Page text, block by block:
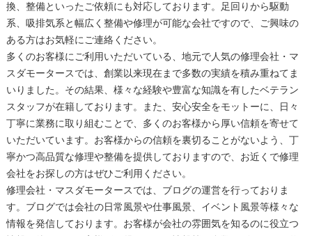
換、整備といったご依頼にも対応しております。足回りから駆動
系、吸排気系と幅広く整備や修理が可能な会社ですので、ご興味の
ある方はお気軽にご連絡ください。
多くのお客様にご利用いただいている、地元で人気の修理会社・マ
スダモータースでは、創業以来現在まで多数の実績を積み重ねてま
いりました。その結果、様々な経験や豊富な知識を有したベテラン
スタッフが在籍しております。また、安心安全をモットーに、日々
丁寧に業務に取り組むことで、多くのお客様から厚い信頼を寄せて
いただいています。お客様からの信頼を裏切ることがないよう、丁
寧かつ高品質な修理や整備を提供しておりますので、お近くで修理
会社をお探しの方はぜひご利用ください。
修理会社・マスダモータースでは、ブログの運営を行っておりま
す。ブログでは会社の日常風景や仕事風景、イベント風景等様々な
情報を発信しております。お客様が会社の雰囲気を知るのに役立つ